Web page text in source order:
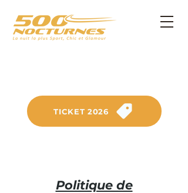
TICKET 2026
Politique de